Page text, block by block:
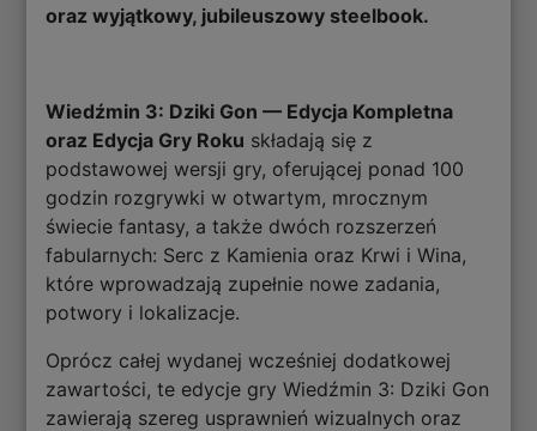
oraz wyjątkowy, jubileuszowy steelbook.
Wiedźmin 3: Dziki Gon — Edycja Kompletna
oraz Edycja Gry Roku składają się z
podstawowej wersji gry, oferującej ponad 100
godzin rozgrywki w otwartym, mrocznym
świecie fantasy, a także dwóch rozszerzeń
fabularnych: Serc z Kamienia oraz Krwi i Wina,
które wprowadzają zupełnie nowe zadania,
potwory i lokalizacje.
Oprócz całej wydanej wcześniej dodatkowej
zawartości, te edycje gry Wiedźmin 3: Dziki Gon
zawierają szereg usprawnień wizualnych oraz